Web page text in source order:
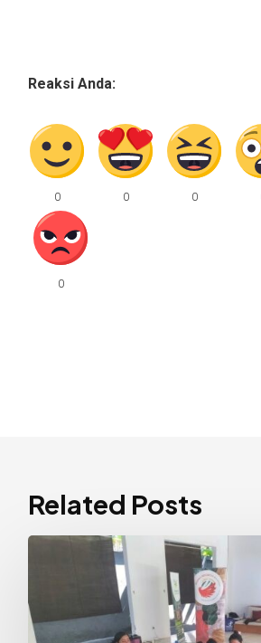
Reaksi Anda:
Related Posts
Singkong,
Sebuah